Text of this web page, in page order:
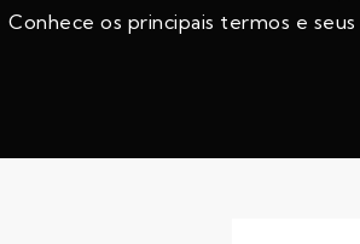
Conhece os principais termos e